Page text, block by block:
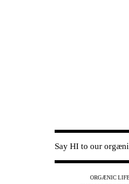
Say HI to our
ORGÆNIC